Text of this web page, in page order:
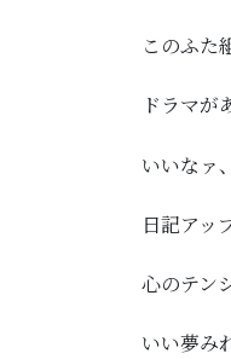
このふた
ドラマが
いいなァ
日記アッ
心のテン
いい夢み